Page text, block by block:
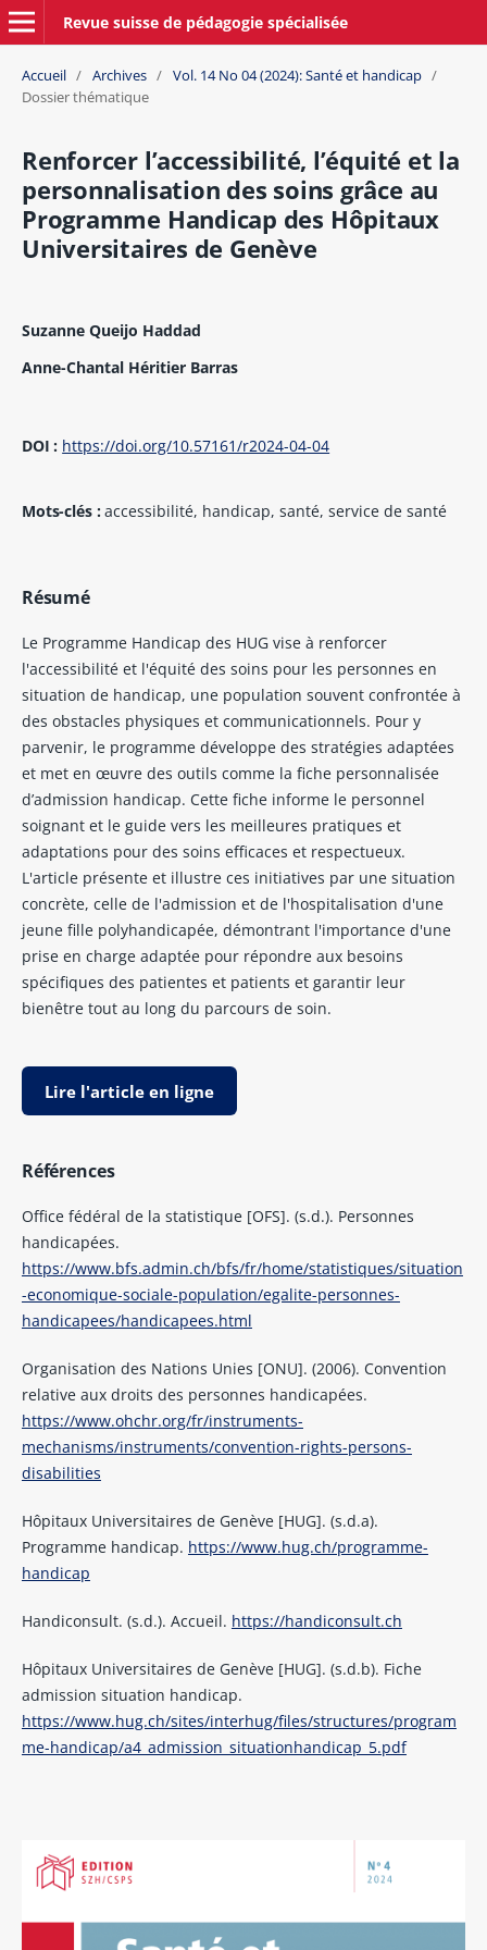
Revue suisse de pédagogie spécialisée
Accueil / Archives / Vol. 14 No 04 (2024): Santé et handicap /
Dossier thématique
Renforcer l’accessibilité, l’équité et la
personnalisation des soins grâce au
Programme Handicap des Hôpitaux
Universitaires de Genève
Suzanne Queijo Haddad
Anne-Chantal Héritier Barras
DOI : https://doi.org/10.57161/r2024-04-04
Mots-clés :accessibilité, handicap, santé, service de santé
Résumé
Le Programme Handicap des HUG vise à renforcer
l'accessibilité et l'équité des soins pour les personnes en
situation de handicap, une population souvent confrontée à
des obstacles physiques et communicationnels. Pour y
parvenir, le programme développe des stratégies adaptées
et met en œuvre des outils comme la fiche personnalisée
d’admission handicap. Cette fiche informe le personnel
soignant et le guide vers les meilleures pratiques et
adaptations pour des soins efficaces et respectueux.
L'article présente et illustre ces initiatives par une situation
concrète, celle de l'admission et de l'hospitalisation d'une
jeune fille polyhandicapée, démontrant l'importance d'une
prise en charge adaptée pour répondre aux besoins
spécifiques des patientes et patients et garantir leur
bienêtre tout au long du parcours de soin.
Lire l'article en ligne
Références
Office fédéral de la statistique [OFS]. (s.d.). Personnes
handicapées.
https://www.bfs.admin.ch/bfs/fr/home/statistiques/situation
-economique-sociale-population/egalite-personnes-
handicapees/handicapees.html
Organisation des Nations Unies [ONU]. (2006). Convention
relative aux droits des personnes handicapées.
https://www.ohchr.org/fr/instruments-
mechanisms/instruments/convention-rights-persons-
disabilities
Hôpitaux Universitaires de Genève [HUG]. (s.d.a).
Programme handicap. https://www.hug.ch/programme-
handicap
Handiconsult. (s.d.). Accueil. https://handiconsult.ch
Hôpitaux Universitaires de Genève [HUG]. (s.d.b). Fiche
admission situation handicap.
https://www.hug.ch/sites/interhug/files/structures/program
me-handicap/a4_admission_situationhandicap_5.pdf